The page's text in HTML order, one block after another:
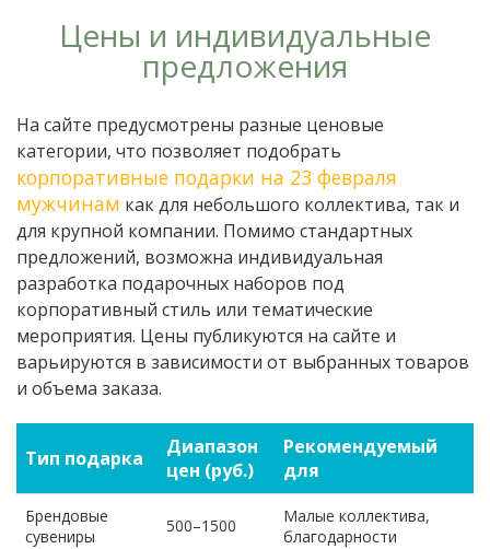
Цены и индивидуальные
предложения
На сайте предусмотрены разные ценовые
категории, что позволяет подобрать
корпоративные подарки на 23 февраля
мужчинам как для небольшого коллектива, так и
для крупной компании. Помимо стандартных
предложений, возможна индивидуальная
разработка подарочных наборов под
корпоративный стиль или тематические
мероприятия. Цены публикуются на сайте и
варьируются в зависимости от выбранных товаров
и объема заказа.
Тип подарка
Диапазон
цен (руб.)
Рекомендуемый
для
Брендовые
сувениры
500–1500
Малые коллектива,
благодарности